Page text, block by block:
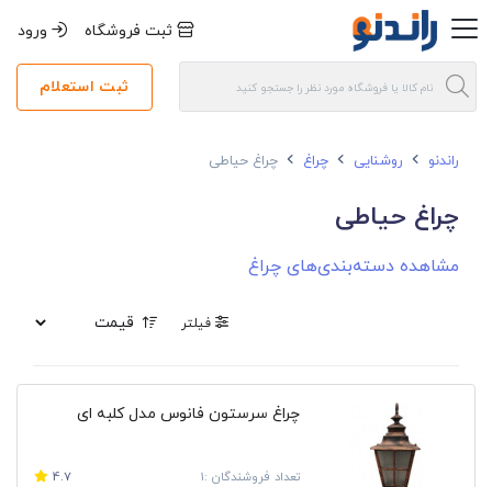
ثبت فروشگاه ورود
ثبت استعلام
راندنو روشنایی چراغ چراغ حیاطی
چراغ حیاطی
مشاهده دسته‌بندی‌های چراغ
فیلتر
چراغ سرستون فانوس مدل کلبه ای
تعداد فروشندگان :1 4.7